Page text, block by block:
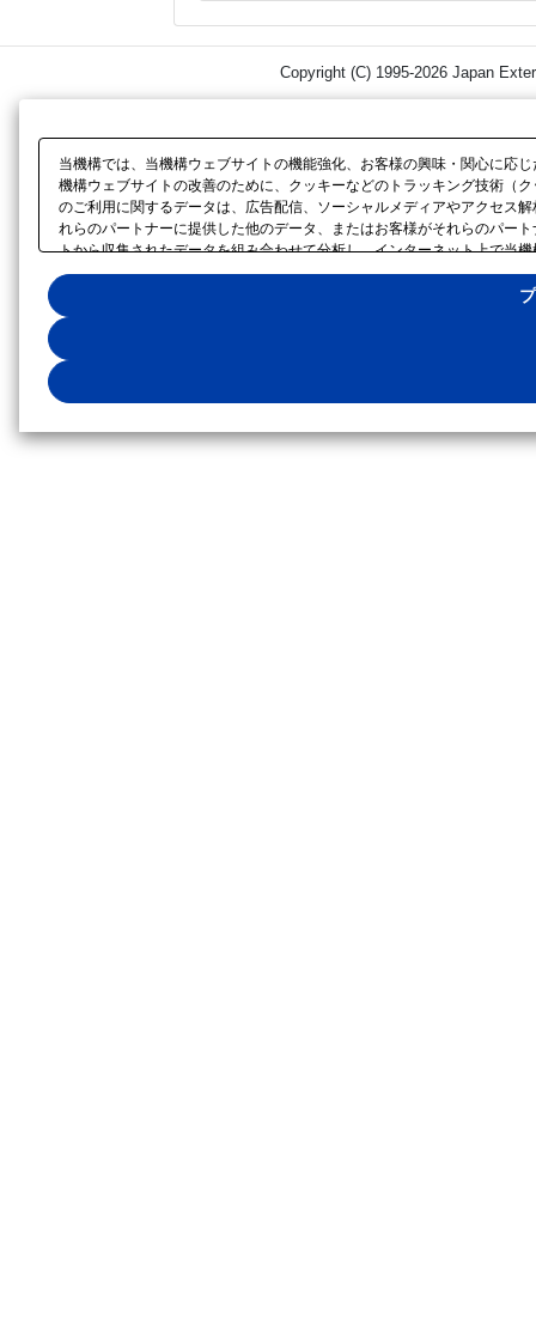
Copyright (C) 1995-2026 Japan
当機構では、当機構ウェブサイトの機能強化、お客様の興味・関心に応
機構ウェブサイトの改善のために、クッキーなどのトラッキング技術（
のご利用に関するデータは、広告配信、ソーシャルメディアやアクセス
れらのパートナーに提供した他のデータ、またはお客様がそれらのパー
トから収集されたデータを組み合わせて分析し、インターネット上で当
キー以外の全てのクッキーの利用を拒否する場合は、「全て拒否する」
してください。利用目的ごとに同意・拒否を選択する場合は、「プライ
ー